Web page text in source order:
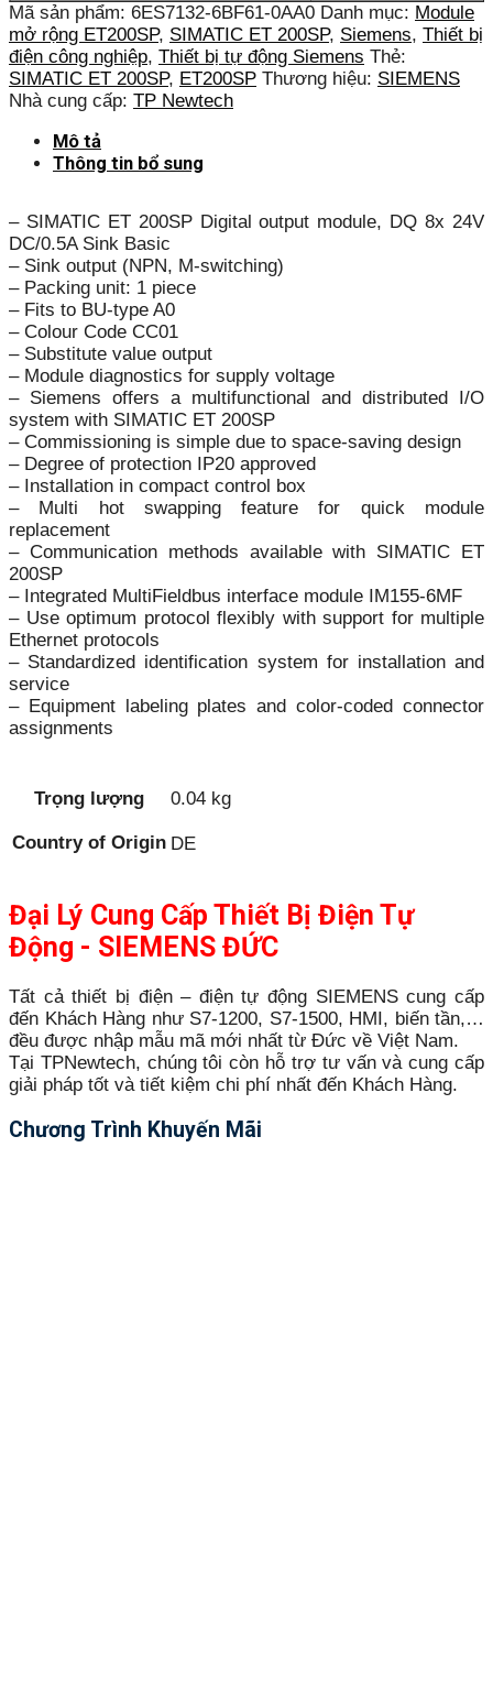
Mã sản phẩm: 6ES7132-6BF61-0AA0 Danh mục: Module
mở rộng ET200SP, SIMATIC ET 200SP, Siemens, Thiết bị
điện công nghiệp, Thiết bị tự động Siemens Thẻ:
SIMATIC ET 200SP, ET200SP Thương hiệu: SIEMENS
Nhà cung cấp: TP Newtech
Mô tả
Thông tin bổ sung
– SIMATIC ET 200SP Digital output module, DQ 8x 24V
DC/0.5A Sink Basic
– Sink output (NPN, M-switching)
– Packing unit: 1 piece
– Fits to BU-type A0
– Colour Code CC01
– Substitute value output
– Module diagnostics for supply voltage
– Siemens offers a multifunctional and distributed I/O
system with SIMATIC ET 200SP
– Commissioning is simple due to space-saving design
– Degree of protection IP20 approved
– Installation in compact control box
– Multi hot swapping feature for quick module
replacement
– Communication methods available with SIMATIC ET
200SP
– Integrated MultiFieldbus interface module IM155-6MF
– Use optimum protocol flexibly with support for multiple
Ethernet protocols
– Standardized identification system for installation and
service
– Equipment labeling plates and color-coded connector
assignments
Trọng lượng 0.04 kg
Country of Origin DE
Đại Lý Cung Cấp Thiết Bị Điện Tự
Động - SIEMENS ĐỨC
Tất cả thiết bị điện – điện tự động SIEMENS cung cấp
đến Khách Hàng như S7-1200, S7-1500, HMI, biến tần,…
đều được nhập mẫu mã mới nhất từ Đức về Việt Nam.
Tại TPNewtech, chúng tôi còn hỗ trợ tư vấn và cung cấp
giải pháp tốt và tiết kiệm chi phí nhất đến Khách Hàng.
Chương Trình Khuyến Mãi